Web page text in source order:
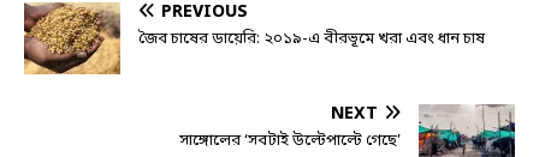
PREVIOUS
জৈব চাষের ডায়েরি: ২০১৯-এ বীরভূমে খরা এবং ধান চাষ
NEXT
সাঙ্গোলের ‘সবটাই উল্টেপাল্টে গেছে’